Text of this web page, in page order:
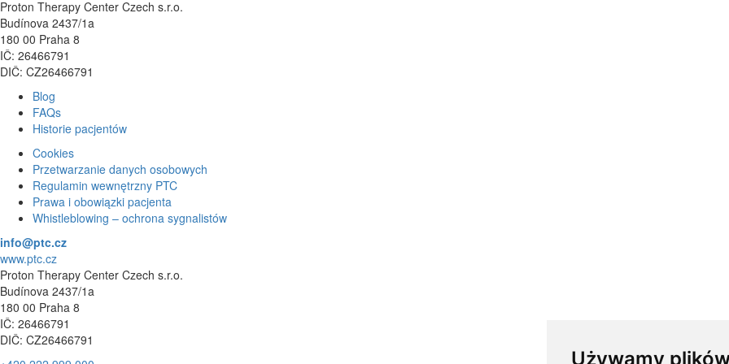
Używamy
Proton Therapy Center Czech s.r.o.
Budínova 2437/1a
180 00 Praha 8
IČ: 26466791
DIČ: CZ26466791
Blog
FAQs
Historie pacjentów
Cookies
Przetwarzanie danych osobowych
Regulamin wewnętrzny PTC
Prawa i obowiązki pacjenta
Whistleblowing – ochrona sygnalistów
info@ptc.cz
www.ptc.cz
Proton Therapy Center Czech s.r.o.
Budínova 2437/1a
180 00 Praha 8
IČ: 26466791
DIČ: CZ26466791